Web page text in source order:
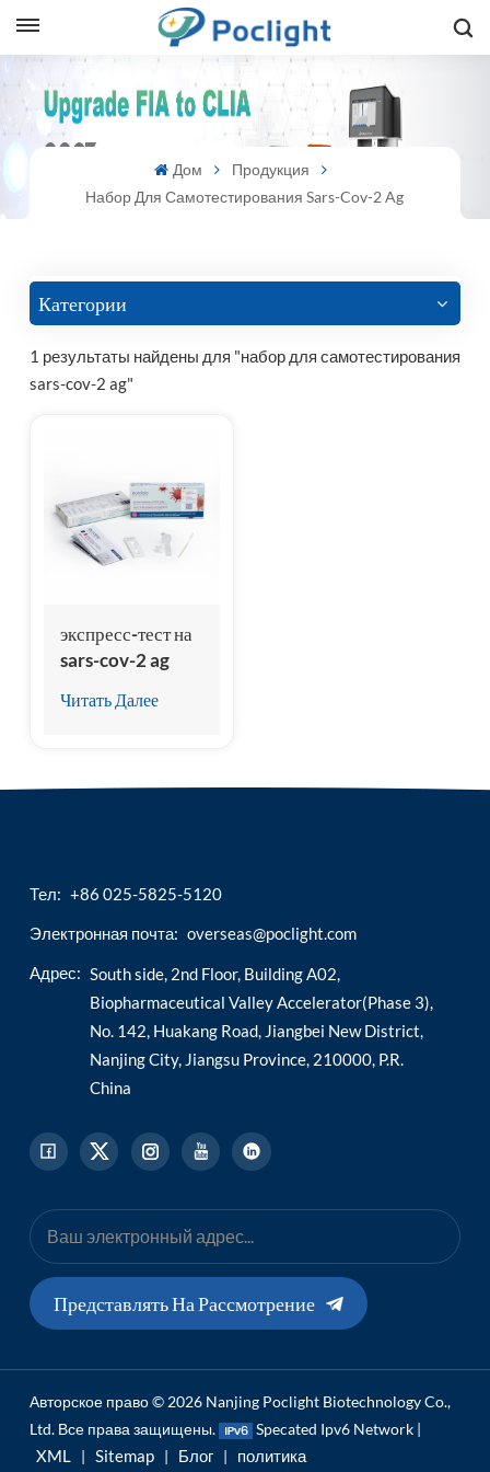
Дом
Продукция
Набор Для Самотестирования Sars-Cov-2 Ag
Категории
1 результаты найдены для "набор для самотестирования
sars-cov-2 ag"
экспресс-тест на
sars-cov-2 ag
Читать Далее
Тел: +86 025-5825-5120
Электронная почта: overseas@poclight.com
Адрес: South side, 2nd Floor, Building A02,
Biopharmaceutical Valley Accelerator(Phase 3),
No. 142, Huakang Road, Jiangbei New District,
Nanjing City, Jiangsu Province, 210000, P.R.
China
Представлять На Рассмотрение
Авторское право © 2026 Nanjing Poclight Biotechnology Co.,
Ltd. Все права защищены.
Specated Ipv6 Network |
XML | Sitemap | Блог | политика